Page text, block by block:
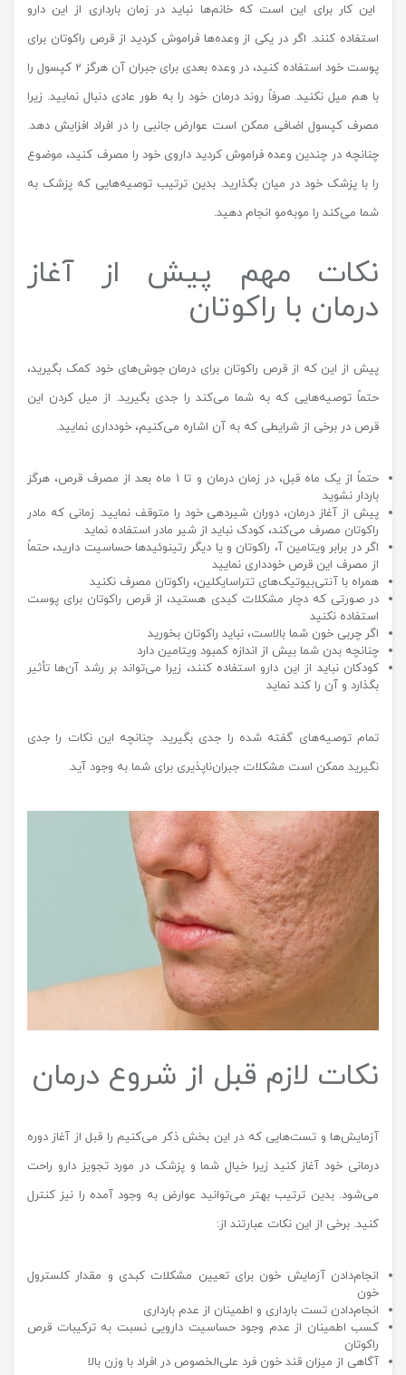
این کار برای این است که خانم‌ها نباید در زمان بارداری از این دارو
استفاده کنند. اگر در یکی از وعده‌ها فراموش کردید از قرص راکوتان برای
پوست خود استفاده کنید، در وعده بعدی برای جبران آن هرگز 2 کپسول را
با هم میل نکنید. صرفاً روند درمان خود را به طور عادی دنبال نمایید. زیرا
مصرف کپسول اضافی ممکن است عوارض جانبی را در افراد افزایش دهد.
چنانچه در چندین وعده فراموش کردید داروی خود را مصرف کنید، موضوع
را با پزشک خود در میان بگذارید. بدین ترتیب توصیه‌هایی که پزشک به
شما می‌کند را موبه‌مو انجام دهید.
نکات مهم پیش از آغاز
درمان با راکوتان
پیش از این که از قرص راکوتان برای درمان جوش‌های خود کمک بگیرید،
حتماً توصیه‌هایی که به شما می‌کند را جدی بگیرید. از میل کردن این
قرص در برخی از شرایطی که به آن اشاره می‌کنیم، خودداری نمایید.
حتماً از یک ماه قبل، در زمان درمان و تا 1 ماه بعد از مصرف قرص، هرگز
باردار نشوید
پیش از آغاز درمان، دوران شیردهی خود را متوقف نمایید. زمانی که مادر
راکوتان مصرف می‌کند، کودک نباید از شیر مادر استفاده نماید
اگر در برابر ویتامین آ، راکوتان و یا دیگر رتینوئیدها حساسیت دارید، حتماً
از مصرف این قرص خودداری نمایید
همراه با آنتی‌بیوتیک‌های تتراسایکلین، راکوتان مصرف نکنید
در صورتی که دچار مشکلات کبدی هستید، از قرص راکوتان برای پوست
استفاده نکنید
اگر چربی خون شما بالاست، نباید راکوتان بخورید
چنانچه بدن شما بیش از اندازه کمبود ویتامین دارد
کودکان نباید از این دارو استفاده کنند، زیرا می‌تواند بر رشد آن‌ها تأثیر
بگذارد و آن را کند نماید
تمام توصیه‌های گفته شده را جدی بگیرید. چنانچه این نکات را جدی
نگیرید ممکن است مشکلات جبران‌ناپذیری برای شما به وجود آید.
نکات لازم قبل از شروع درمان
آزمایش‌ها و تست‌هایی که در این بخش ذکر می‌کنیم را قبل از آغاز دوره
درمانی خود آغاز کنید زیرا خیال شما و پزشک در مورد تجویز دارو راحت
می‌شود. بدین ترتیب بهتر می‌توانید عوارض به وجود آمده را نیز کنترل
کنید. برخی از این نکات عبارتند از:
انجام‌دادن آزمایش خون برای تعیین مشکلات کبدی و مقدار کلسترول
خون
انجام‌دادن تست بارداری و اطمینان از عدم بارداری
کسب اطمینان از عدم وجود حساسیت دارویی نسبت به ترکیبات قرص
راکوتان
آگاهی از میزان قند خون فرد علی‌الخصوص در افراد با وزن بالا